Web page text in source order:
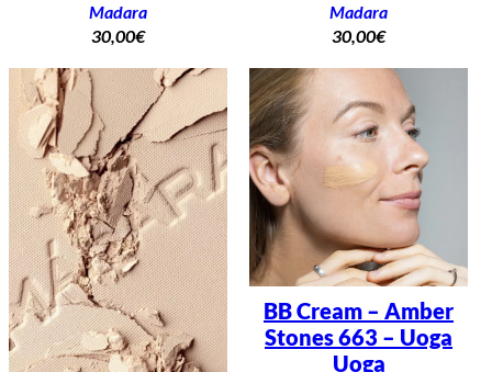
Madara
30,00€
Madara
30,00€
BB Cream – Amber
Stones 663 – Uoga
Uoga